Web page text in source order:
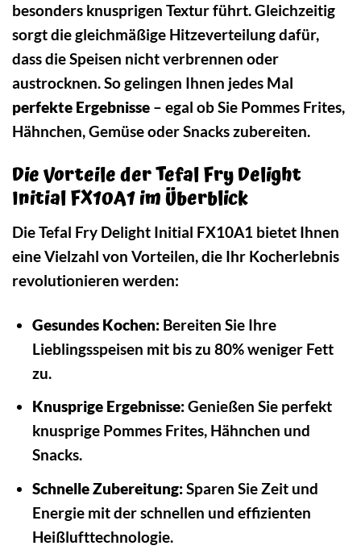
besonders knusprigen Textur führt. Gleichzeitig
sorgt die gleichmäßige Hitzeverteilung dafür,
dass die Speisen nicht verbrennen oder
austrocknen. So gelingen Ihnen jedes Mal
perfekte Ergebnisse – egal ob Sie Pommes Frites,
Hähnchen, Gemüse oder Snacks zubereiten.
Die Vorteile der Tefal Fry Delight
Initial FX10A1 im Überblick
Die Tefal Fry Delight Initial FX10A1 bietet Ihnen
eine Vielzahl von Vorteilen, die Ihr Kocherlebnis
revolutionieren werden:
Gesundes Kochen:Bereiten Sie Ihre
Lieblingsspeisen mit bis zu 80% weniger Fett
zu.
Knusprige Ergebnisse:Genießen Sie perfekt
knusprige Pommes Frites, Hähnchen und
Snacks.
Schnelle Zubereitung:Sparen Sie Zeit und
Energie mit der schnellen und effizienten
Heißlufttechnologie.